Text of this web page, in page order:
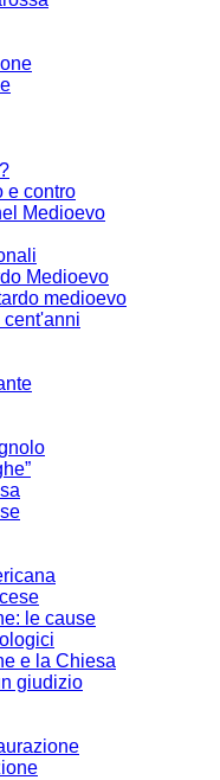
e contro
Medioevo
Medioevo
medioevo
cent'anni
le cause
e la Chiesa
giudizio